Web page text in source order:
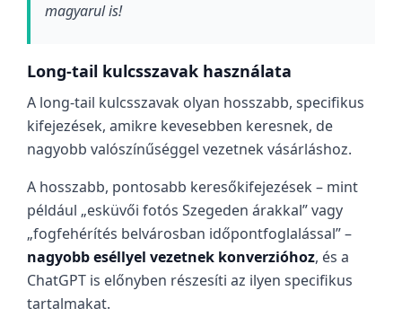
magyarul is!
Long-tail kulcsszavak használata
A long-tail kulcsszavak olyan hosszabb, specifikus
kifejezések, amikre kevesebben keresnek, de
nagyobb valószínűséggel vezetnek vásárláshoz.
A hosszabb, pontosabb keresőkifejezések – mint
például „esküvői fotós Szegeden árakkal” vagy
„fogfehérítés belvárosban időpontfoglalással” –
nagyobb eséllyel vezetnek konverzióhoz, és a
ChatGPT is előnyben részesíti az ilyen specifikus
tartalmakat.